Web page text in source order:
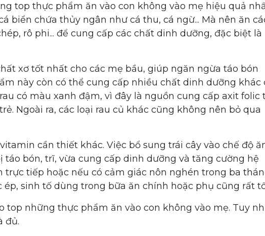
top thực phẩm ăn vào con không vào mẹ hiệu quả
biển chứa thủy ngân như cá thu, cá ngừ... Mà nên ăn
rô phi... để cung cấp các chất dinh dưỡng, đặc biệt là
xơ tốt nhất cho các mẹ bầu, giúp ngăn ngừa táo bón
này còn có thể cung cấp nhiều chất dinh dưỡng khác
có màu xanh đậm, vì đây là nguồn cung cấp axit folic
Ngoài ra, các loại rau củ khác cũng không nên bỏ qua
cần thiết khác. Việc bổ sung trái cây vào chế độ
bón, trĩ, vừa cung cấp dinh dưỡng và tăng cường hệ
trực tiếp hoặc nếu có cảm giác nôn nghén trong ba
sinh tố dùng trong bữa ăn chính hoặc phụ cũng rất
top những thực phẩm ăn vào con không vào mẹ. Tuy
đủ.